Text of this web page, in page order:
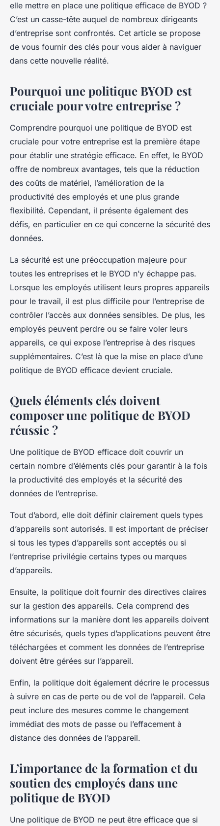
elle mettre en place une politique efficace de BYOD ?
C’est un casse-tête auquel de nombreux dirigeants
d’entreprise sont confrontés. Cet article se propose
de vous fournir des clés pour vous aider à naviguer
dans cette nouvelle réalité.
Pourquoi une politique BYOD est
cruciale pour votre entreprise ?
Comprendre pourquoi une politique de BYOD est
cruciale pour votre entreprise est la première étape
pour établir une stratégie efficace. En effet, le BYOD
offre de nombreux avantages, tels que la réduction
des coûts de matériel, l’amélioration de la
productivité des employés et une plus grande
flexibilité. Cependant, il présente également des
défis, en particulier en ce qui concerne la sécurité des
données.
La sécurité est une préoccupation majeure pour
toutes les entreprises et le BYOD n’y échappe pas.
Lorsque les employés utilisent leurs propres appareils
pour le travail, il est plus difficile pour l’entreprise de
contrôler l’accès aux données sensibles. De plus, les
employés peuvent perdre ou se faire voler leurs
appareils, ce qui expose l’entreprise à des risques
supplémentaires. C’est là que la mise en place d’une
politique de BYOD efficace devient cruciale.
Quels éléments clés doivent
composer une politique de BYOD
réussie ?
Une politique de BYOD efficace doit couvrir un
certain nombre d’éléments clés pour garantir à la fois
la productivité des employés et la sécurité des
données de l’entreprise.
Tout d’abord, elle doit définir clairement quels types
d’appareils sont autorisés. Il est important de préciser
si tous les types d’appareils sont acceptés ou si
l’entreprise privilégie certains types ou marques
d’appareils.
Ensuite, la politique doit fournir des directives claires
sur la gestion des appareils. Cela comprend des
informations sur la manière dont les appareils doivent
être sécurisés, quels types d’applications peuvent être
téléchargées et comment les données de l’entreprise
doivent être gérées sur l’appareil.
Enfin, la politique doit également décrire le processus
à suivre en cas de perte ou de vol de l’appareil. Cela
peut inclure des mesures comme le changement
immédiat des mots de passe ou l’effacement à
distance des données de l’appareil.
L’importance de la formation et du
soutien des employés dans une
politique de BYOD
Une politique de BYOD ne peut être efficace que si